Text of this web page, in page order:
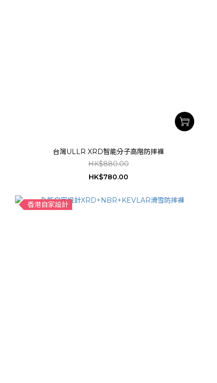
台灣ULLR XRD智能分子高階防摔褲
HK$880.00
HK$780.00
香港自家設計